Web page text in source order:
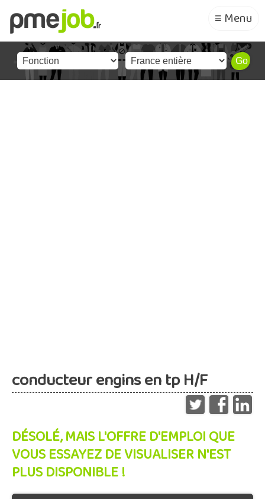
≡ Menu
conducteur engins en tp H/F
DÉSOLÉ, MAIS L'OFFRE D'EMPLOI QUE
VOUS ESSAYEZ DE VISUALISER N'EST
PLUS DISPONIBLE !